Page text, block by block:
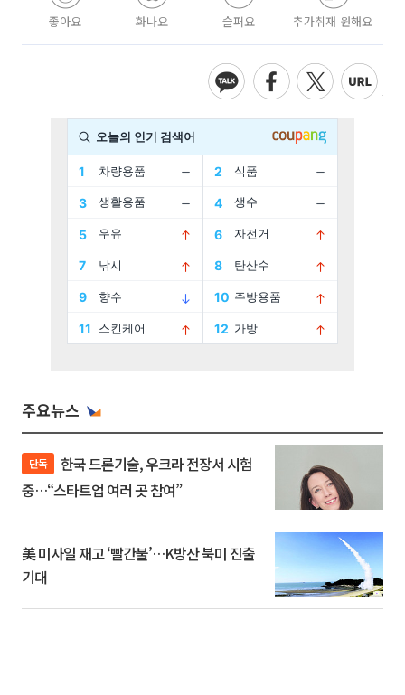
좋아요 화나요 슬퍼요 추가취재 원해요
주요뉴스
단독
중…“스타트업 여러 곳 참여”
美 미사일 재고 ‘빨간불’…K방산 북미 진출
기대